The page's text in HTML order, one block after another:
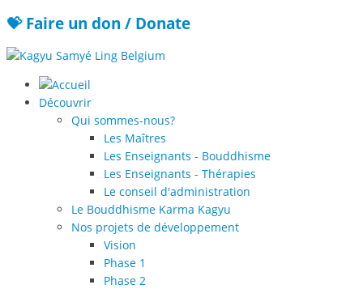
💝 Faire un don / Donate
Découvrir
Qui sommes-nous?
Les Maîtres
Les Enseignants - Bouddhisme
Les Enseignants - Thérapies
Le conseil d'administration
Le Bouddhisme Karma Kagyu
Nos projets de développement
Vision
Phase 1
Phase 2